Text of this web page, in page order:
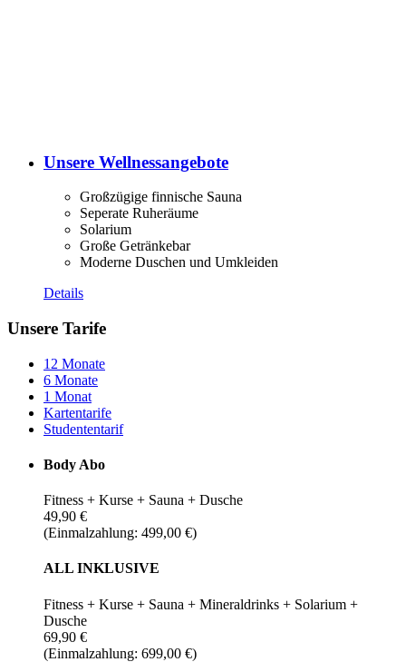
Unsere Wellnessangebote
Großzügige finnische Sauna
Seperate Ruheräume
Solarium
Große Getränkebar
Moderne Duschen und Umkleiden
Details
Unsere Tarife
12 Monate
6 Monate
1 Monat
Kartentarife
Studententarif
Body Abo
Fitness + Kurse + Sauna + Dusche
49,90 €
(Einmalzahlung: 499,00 €)
ALL INKLUSIVE
Fitness + Kurse + Sauna + Mineraldrinks + Solarium +
Dusche
69,90 €
(Einmalzahlung: 699,00 €)